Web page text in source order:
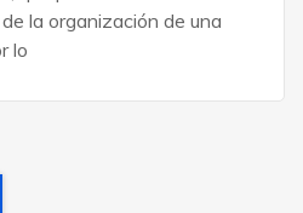
la organización de una
lo